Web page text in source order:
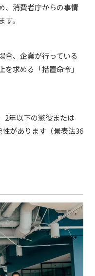
、消費者庁からの事情
。
合、企業が行っている
求める「措置命令」
2年以下の懲役または
があります（景表法36